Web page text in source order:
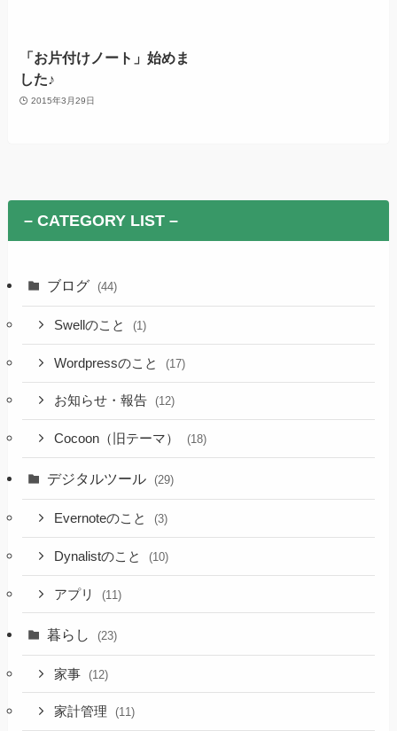
「お片付けノート」始めま
した♪
2015年3月29日
– CATEGORY LIST –
ブログ (44)
Swellのこと (1)
Wordpressのこと (17)
お知らせ・報告 (12)
Cocoon（旧テーマ） (18)
デジタルツール (29)
Evernoteのこと (3)
Dynalistのこと (10)
アプリ (11)
暮らし (23)
家事 (12)
家計管理 (11)